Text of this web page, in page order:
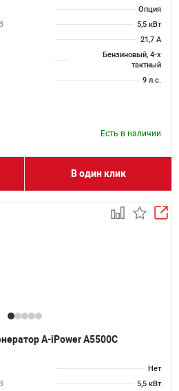
Опция
5,5 кВт
21,7 А
Бензиновый, 4-х
тактный
9 л.с.
Есть в наличии
В один клик
A-iPower A5500C
Нет
5,5 кВт